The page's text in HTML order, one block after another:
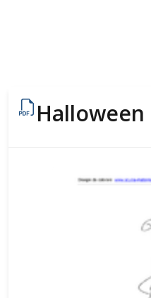
Halloween